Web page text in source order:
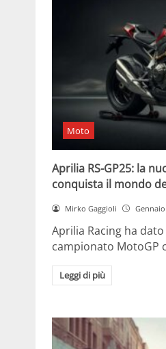
Moto
Aprilia RS-GP25: la
conquista il mondo
Mirko Gaggioli
Aprilia Racing ha
campionato MotoGP
Leggi di più